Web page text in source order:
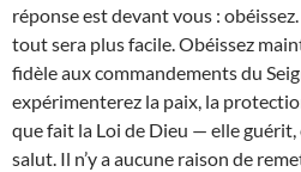
réponse est devant vous :
tout sera plus facile. Obéissez
fidèle aux commandements du
expérimenterez la paix, la
que fait la Loi de Dieu — elle
salut. Il n’y a aucune raison de